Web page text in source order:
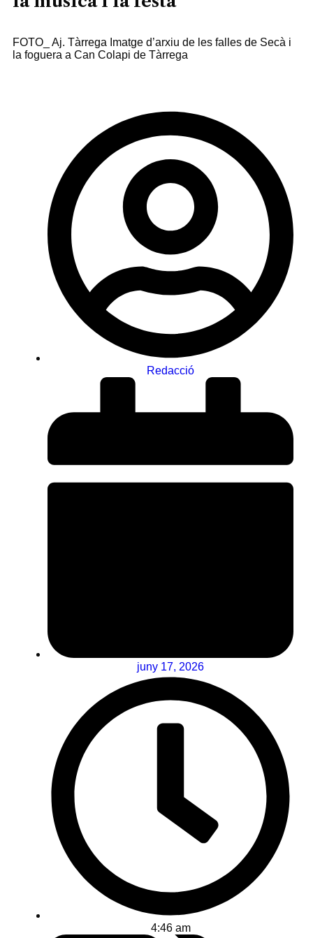
FOTO_ Aj. Tàrrega Imatge d’arxiu de les falles de Secà i
la foguera a Can Colapi de Tàrrega
Redacció
juny 17, 2026
4:46 am